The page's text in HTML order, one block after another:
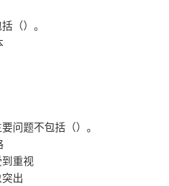
（）。
问题不包括（）。
重视
出